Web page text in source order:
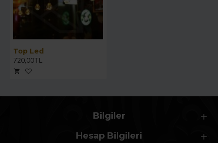
Top Led
720,00TL
Bilgiler
Hesap Bilgileri